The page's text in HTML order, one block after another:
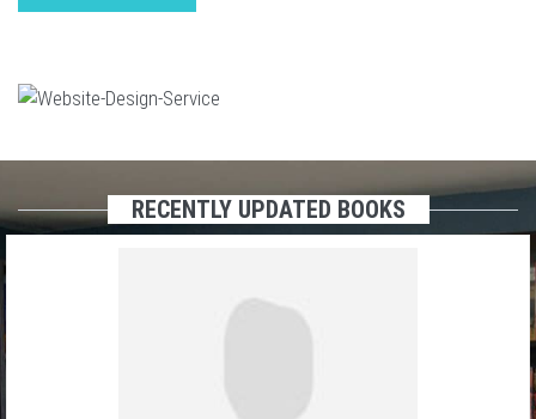
RECENTLY UPDATED BOOKS